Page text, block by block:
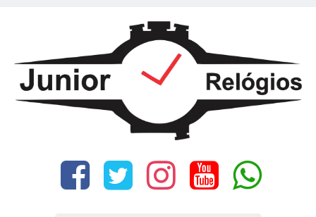
para lembrar e entender como você usa nosso
site, analisar seu uso de nossos produtos e
serviços, ajudar com nossos esforços de
marketing e fornecer conteúdo de terceiros. Leia
mais emPolítica de Cookies e Privacidade